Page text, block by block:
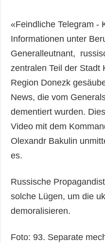
«Feindliche Telegram -
Informationen unter
Generalleutnant,
zentralen Teil der Stadt
Region Donezk
News, die vom
dementiert wurden.
Video mit dem
Olexandr Bakulin
es.
Russische
solche Lügen, um die
demoralisieren.
Foto: 93. Separate